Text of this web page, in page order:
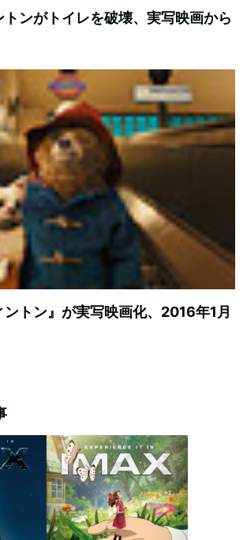
トンがトイレを破壊、実写映画から
ントン』が実写映画化、2016年1月